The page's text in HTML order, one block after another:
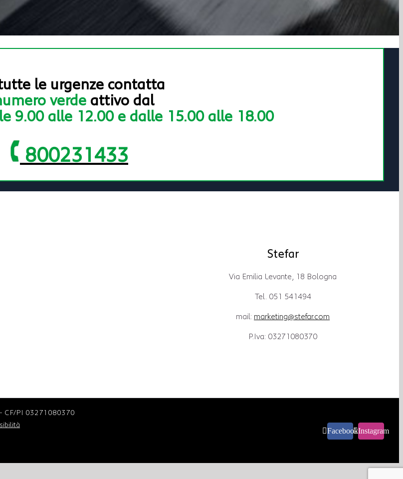
le urgenze contatta
verde attivo dal
9.00 alle 12.00 e dalle 15.00 alle 18.00
800231433
Stefar
Via Emilia Levante, 18 Bologna
Tel. 051 541494
mail: marketing@stefar.com
P.Iva: 03271080370
CF/PI 03271080370
FacebookInstagram